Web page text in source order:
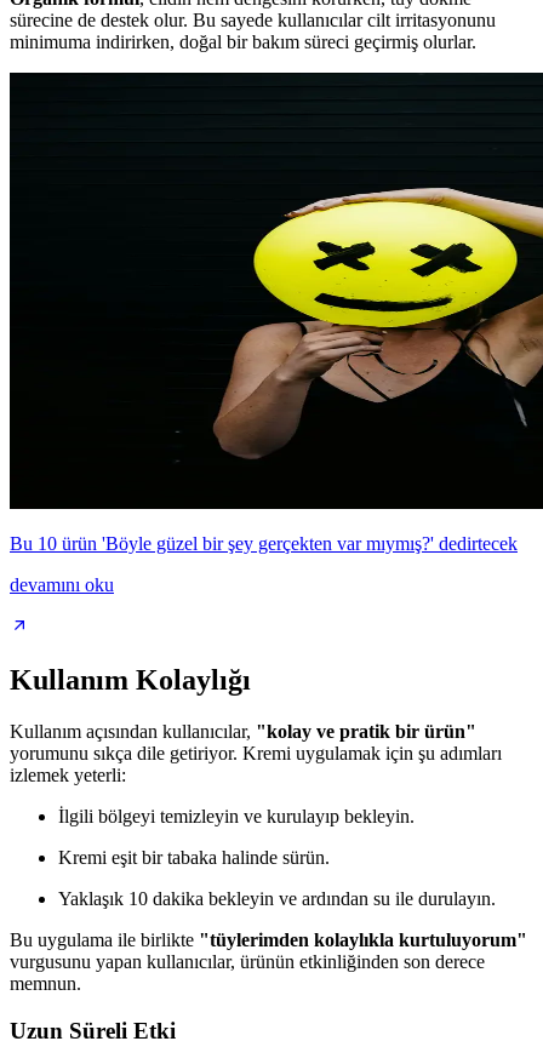
sürecine de destek olur. Bu sayede kullanıcılar cilt irritasyonunu
minimuma indirirken, doğal bir bakım süreci geçirmiş olurlar.
Bu 10 ürün 'Böyle güzel bir şey gerçekten var mıymış?' dedirtecek
devamını oku
Kullanım Kolaylığı
Kullanım açısından kullanıcılar, "kolay ve pratik bir ürün"
yorumunu sıkça dile getiriyor. Kremi uygulamak için şu adımları
izlemek yeterli:
İlgili bölgeyi temizleyin ve kurulayıp bekleyin.
Kremi eşit bir tabaka halinde sürün.
Yaklaşık 10 dakika bekleyin ve ardından su ile durulayın.
Bu uygulama ile birlikte "tüylerimden kolaylıkla kurtuluyorum"
vurgusunu yapan kullanıcılar, ürünün etkinliğinden son derece
memnun.
Uzun Süreli Etki